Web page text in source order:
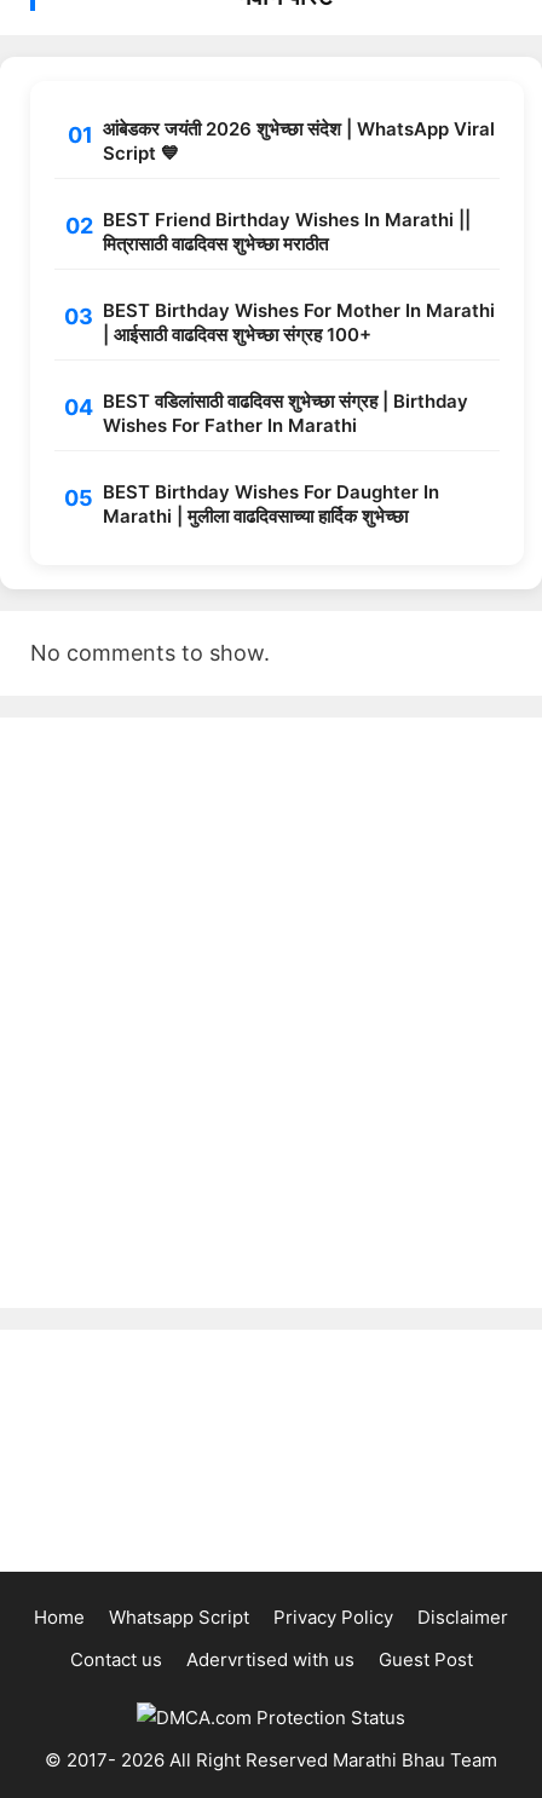
आंबेडकर जयंती 2026 शुभेच्छा संदेश | WhatsApp Viral
Script 💙
BEST Friend Birthday Wishes In Marathi ||
मित्रासाठी वाढदिवस शुभेच्छा मराठीत
BEST Birthday Wishes For Mother In Marathi
| आईसाठी वाढदिवस शुभेच्छा संग्रह 100+
BEST वडिलांसाठी वाढदिवस शुभेच्छा संग्रह | Birthday
Wishes For Father In Marathi
BEST Birthday Wishes For Daughter In
Marathi | मुलीला वाढदिवसाच्या हार्दिक शुभेच्छा
No comments to show.
Home Whatsapp Script Privacy Policy
Disclaimer
Contact us
Adervrtised with us Guest Post
© 2017- 2026 All Right Reserved Marathi Bhau Team